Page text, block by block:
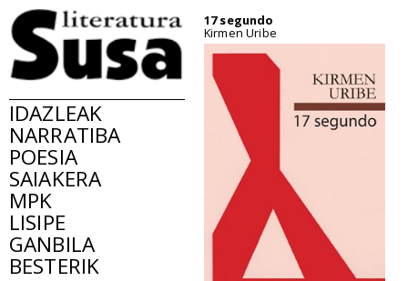
IDAZLEAK
NARRATIBA
POESIA
SAIAKERA
MPK
LISIPE
GANBILA
BESTERIK
17 segundo
Kirmen Uribe